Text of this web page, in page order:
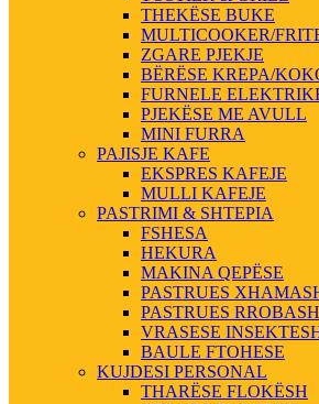
THEKËSE BUKE
MULTICOOKER/
ZGARE PJEKJE
BËRËSE KREPA/
FURNELE
PJEKËSE ME AVULL
MINI FURRA
PAJISJE KAFE
EKSPRES KAFEJE
MULLI KAFEJE
PASTRIMI & SHTEPIA
FSHESA
HEKURA
MAKINA QEPËSE
PASTRUES
PASTRUES RROBASH
VRASESE
BAULE FTOHESE
KUJDESI PERSONAL
THARËSE FLOKËSH